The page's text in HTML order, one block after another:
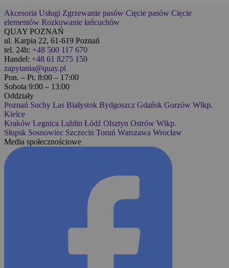
Akcesoria Usługi Zgrzewanie pasów Cięcie pasów Cięcie
elementów Rozkuwanie łańcuchów
QUAY POZNAŃ
ul. Karpia 22, 61-619 Poznań
tel. 24h: +48 500 117 670
Handel: +48 61 8275 150
zapytania@quay.pl
Pon. – Pt. 8:00 – 17:00
Sobota 9:00 – 13:00
Oddziały
Poznań Suchy Las Białystok Bydgoszcz Gdańsk Gorzów Wlkp.
Kielce
Kraków Legnica Lublin Łódź Olsztyn Ostrów Wlkp.
Słupsk Sosnowiec Szczecin Toruń Warszawa Wrocław
Media społecznościowe